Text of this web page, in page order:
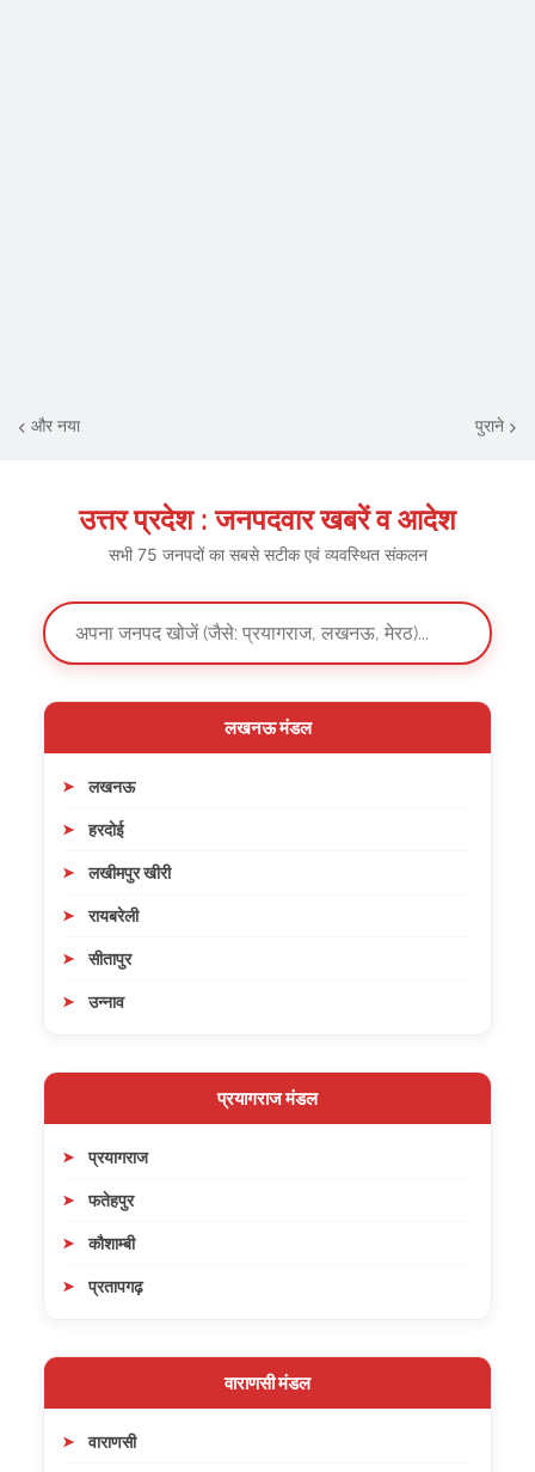
और नया पुराने
उत्तर प्रदेश : जनपदवार खबरें व आदेश
सभी 75 जनपदों का सबसे सटीक एवं व्यवस्थित संकलन
लखनऊ मंडल
लखनऊ
हरदोई
लखीमपुर खीरी
रायबरेली
सीतापुर
उन्नाव
प्रयागराज मंडल
प्रयागराज
फतेहपुर
कौशाम्बी
प्रतापगढ़
वाराणसी मंडल
वाराणसी